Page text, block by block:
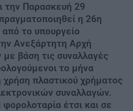
την Παρασκευή 29
η 26η
το υπουργείο
Ανεξάρτητη Αρχή
βάση τις συναλλαγές
το μήνα
πλαστικού χρήματος
συναλλαγών.
έτσι και σε